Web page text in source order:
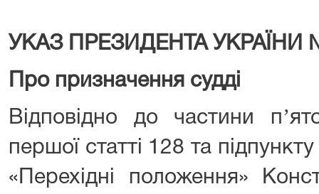
УКАЗ ПРЕЗИДЕНТА УКРАЇНИ
Про призначення судді
Відповідно до частини
першої статті 128 та
«Перехідні положення»